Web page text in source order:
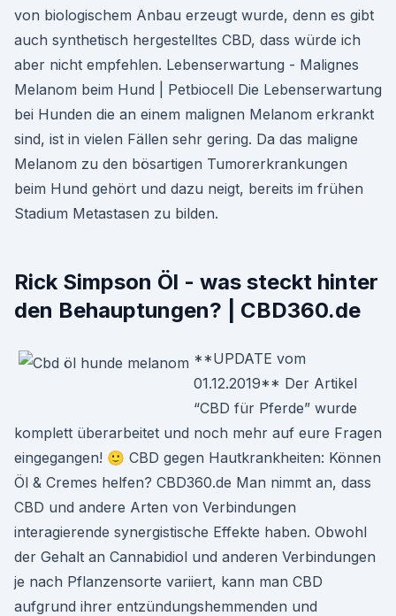
von biologischem Anbau erzeugt wurde, denn es gibt
auch synthetisch hergestelltes CBD, dass würde ich
aber nicht empfehlen. Lebenserwartung - Malignes
Melanom beim Hund | Petbiocell Die Lebenserwartung
bei Hunden die an einem malignen Melanom erkrankt
sind, ist in vielen Fällen sehr gering. Da das maligne
Melanom zu den bösartigen Tumorerkrankungen
beim Hund gehört und dazu neigt, bereits im frühen
Stadium Metastasen zu bilden.
Rick Simpson Öl - was steckt hinter
den Behauptungen? | CBD360.de
**UPDATE vom
01.12.2019** Der Artikel
“CBD für Pferde” wurde
komplett überarbeitet und noch mehr auf eure Fragen
eingegangen! 🙂 CBD gegen Hautkrankheiten: Können
Öl & Cremes helfen? CBD360.de Man nimmt an, dass
CBD und andere Arten von Verbindungen
interagierende synergistische Effekte haben. Obwohl
der Gehalt an Cannabidiol und anderen Verbindungen
je nach Pflanzensorte variiert, kann man CBD
aufgrund ihrer entzündungshemmenden und